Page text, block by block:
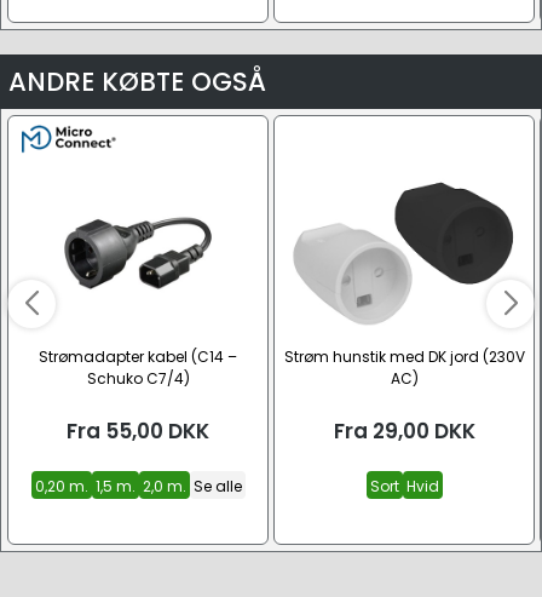
ANDRE KØBTE OGSÅ
Strømadapter kabel (C14 –
Schuko C7/4)
Fra 55,00 DKK
0,20 m. 1,5 m. 2,0 m. Se alle
Strøm hunstik med DK jord (230V
AC)
Fra 29,00 DKK
Sort Hvid